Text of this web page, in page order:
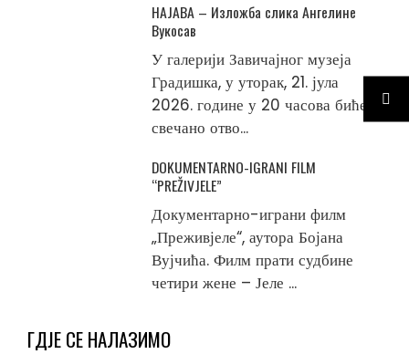
НАЈАВА – Изложба слика Ангелине
Вукосав
У галерији Завичајног музеја
Градишка, у уторак, 21. јула
2026. године у 20 часова биће
свечано отво...
DOKUMENTARNO-IGRANI FILM
“PREŽIVJELE”
Документарно-играни филм
„Преживјеле“, аутора Бојана
Вујчића. Филм прати судбине
четири жене – Јеле ...
ГДЈЕ СЕ НАЛАЗИМО